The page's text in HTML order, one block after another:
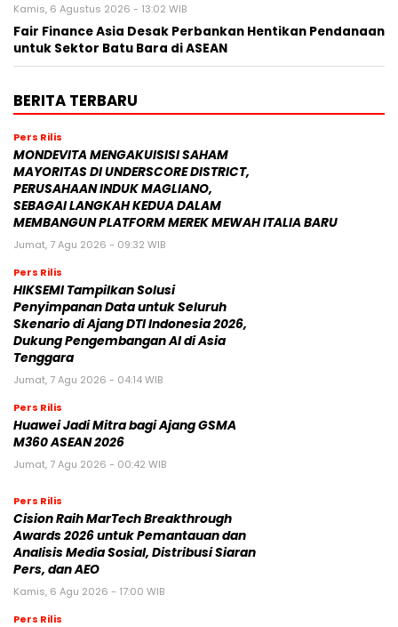
Kamis, 6 Agustus 2026 - 13:02 WIB
Fair Finance Asia Desak Perbankan Hentikan Pendanaan
untuk Sektor Batu Bara di ASEAN
BERITA TERBARU
Pers Rilis
MONDEVITA MENGAKUISISI SAHAM
MAYORITAS DI UNDERSCORE DISTRICT,
PERUSAHAAN INDUK MAGLIANO,
SEBAGAI LANGKAH KEDUA DALAM
MEMBANGUN PLATFORM MEREK MEWAH ITALIA BARU
Jumat, 7 Agu 2026 - 09:32 WIB
Pers Rilis
HIKSEMI Tampilkan Solusi
Penyimpanan Data untuk Seluruh
Skenario di Ajang DTI Indonesia 2026,
Dukung Pengembangan AI di Asia
Tenggara
Jumat, 7 Agu 2026 - 04:14 WIB
Pers Rilis
Huawei Jadi Mitra bagi Ajang GSMA
M360 ASEAN 2026
Jumat, 7 Agu 2026 - 00:42 WIB
Pers Rilis
Cision Raih MarTech Breakthrough
Awards 2026 untuk Pemantauan dan
Analisis Media Sosial, Distribusi Siaran
Pers, dan AEO
Kamis, 6 Agu 2026 - 17:00 WIB
Pers Rilis